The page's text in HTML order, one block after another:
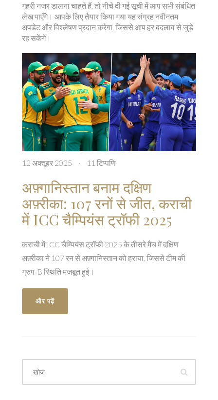
गहरी नजर डालना चाहते हैं, तो नीचे दी गई सूची में आप सभी संबंधित
लेख पाएँगे। आपके लिए तैयार किया गया यह संग्रह नवीनतम
अपडेट और विश्लेषण प्रदान करेगा, जिससे आप हर बदलाव से जुड़े
रह सकेंगे।
12 अक्तूबर 2025 · 11 टिप्पणि
अफ़्गानिस्तान बनाम दक्षिण
अफ़्रीका: 107 रनों से जीत, कराची
में ICC चैम्पियंस ट्रॉफी 2025
कराची में ICC चैम्पियंस ट्रॉफी 2025 के तीसरे मैच में दक्षिण
अफ़्रीका ने 107 रन से अफ़्गानिस्तान को हराया, जिससे टीम की
ग्रुप‑B स्थिति मजबूत हुई।
और पढ़ें